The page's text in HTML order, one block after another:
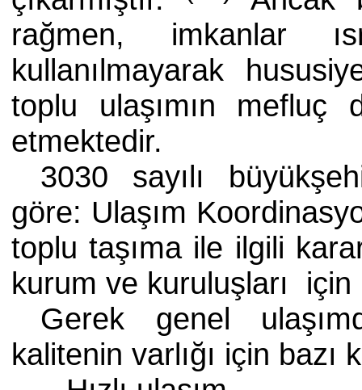
rağmen, imkanlar
kullanılmayarak
toplu ulaşımın mefluç
etmektedir.
3030 sayılı
göre: Ulaşım
toplu taşıma ile ilgili
kurum ve kuruluşları için
Gerek genel
kalitenin varlığı için bazı